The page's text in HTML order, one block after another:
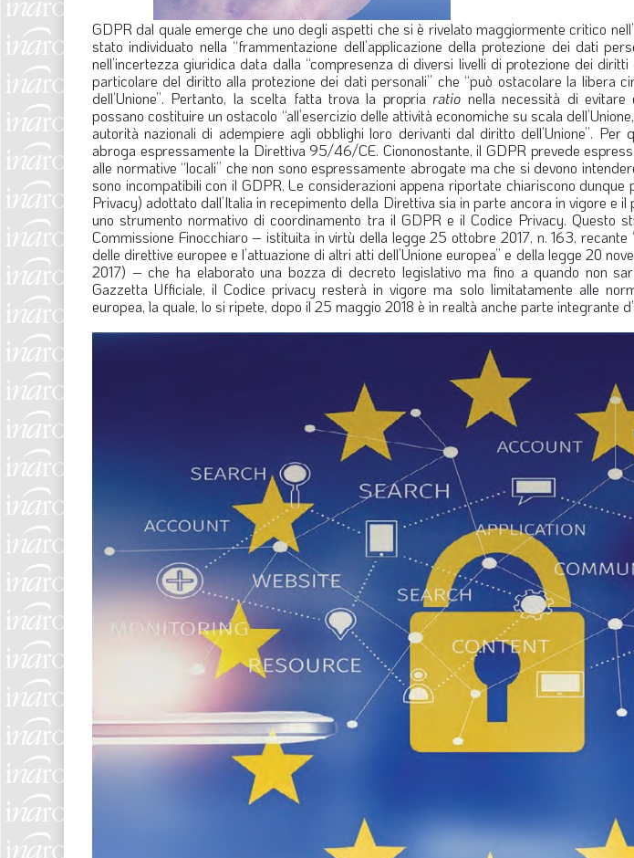
GDPR dal quale emerge che uno degli aspetti che si è rivelato maggiormente critico
stato individuato nella “frammentazione dell’applicazione della protezione dei dati
nell’incertezza giuridica data dalla “compresenza di diversi livelli di protezione dei
particolare del diritto alla protezione dei dati personali” che “può ostacolare la libera
dell’Unione”. Pertanto, la scelta fatta trova la propriaratio nella necessità di evitare
possano costituire un ostacolo “all’esercizio delle attività economiche su scala
autorità nazionali di adempiere agli obblighi loro derivanti dal diritto dell’Unione”. Per
abroga espressamente la Direttiva 95/46/CE. Ciononostante, il GDPR prevede
alle normative “locali” che non sono espressamente abrogate ma che si devono
sono incompatibili con il GDPR. Le considerazioni appena riportate chiariscono
Privacy) adottato dall’Italia in recepimento della Direttiva sia in parte ancora in vigore e
uno strumento normativo di coordinamento tra il GDPR e il Codice Privacy. Questo
Commissione Finocchiaro – istituita in virtù della legge 25 ottobre 2017, n. 163,
delle direttive europee e l’attuazione di altri atti dell’Unione europea” e della legge 20
2017) – che ha elaborato una bozza di decreto legislativo ma fino a quando non
Gazzetta Ufficiale, il Codice privacy resterà in vigore ma solo limitatamente alle
europea, la quale, lo si ripete, dopo il 25 maggio 2018 è in realtà anche parte integrante